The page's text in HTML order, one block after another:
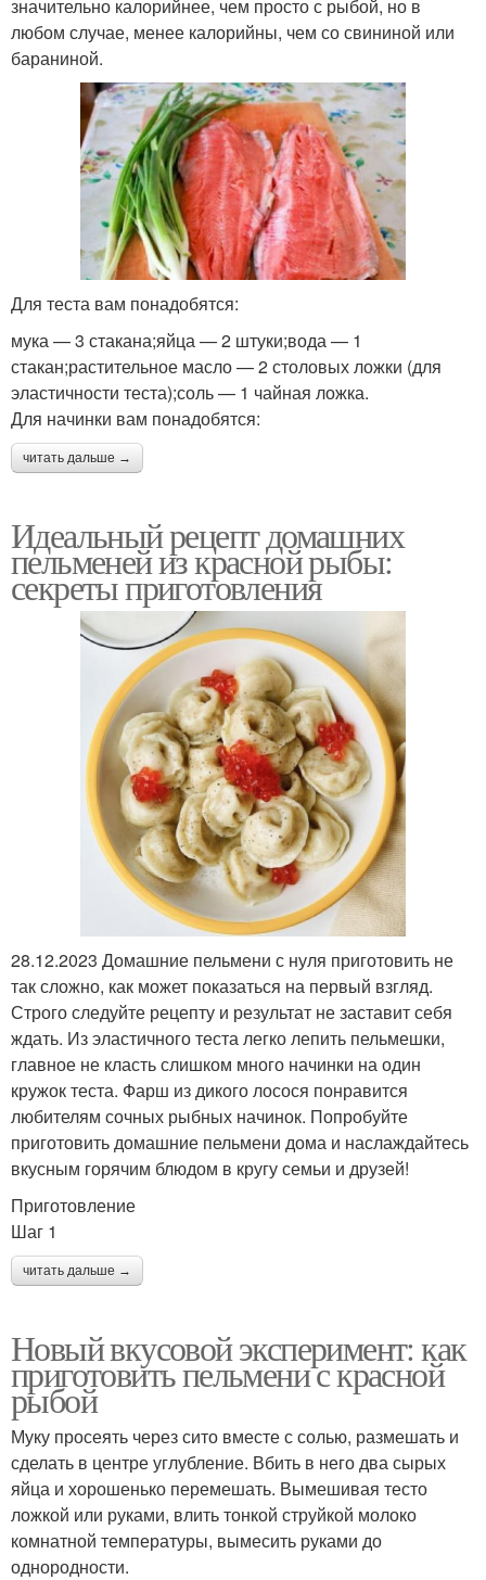
значительно калорийнее, чем просто с рыбой, но в
любом случае, менее калорийны, чем со свининой или
бараниной.
Для теста вам понадобятся:
мука — 3 стакана;яйца — 2 штуки;вода — 1
стакан;растительное масло — 2 столовых ложки (для
эластичности теста);соль — 1 чайная ложка.
Для начинки вам понадобятся:
читать дальше →
Идеальный рецепт домашних
пельменей из красной рыбы:
секреты приготовления
28.12.2023 Домашние пельмени с нуля приготовить не
так сложно, как может показаться на первый взгляд.
Строго следуйте рецепту и результат не заставит себя
ждать. Из эластичного теста легко лепить пельмешки,
главное не класть слишком много начинки на один
кружок теста. Фарш из дикого лосося понравится
любителям сочных рыбных начинок. Попробуйте
приготовить домашние пельмени дома и наслаждайтесь
вкусным горячим блюдом в кругу семьи и друзей!
Приготовление
Шаг 1
читать дальше →
Новый вкусовой эксперимент: как
приготовить пельмени с красной
рыбой
Муку просеять через сито вместе с солью, размешать и
сделать в центре углубление. Вбить в него два сырых
яйца и хорошенько перемешать. Вымешивая тесто
ложкой или руками, влить тонкой струйкой молоко
комнатной температуры, вымесить руками до
однородности.